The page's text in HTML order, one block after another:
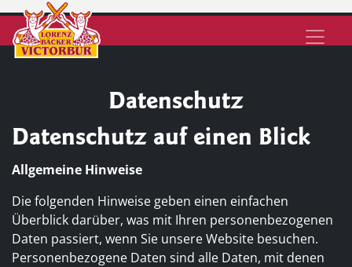
Datenschutz
Datenschutz auf einen Blick
Allgemeine Hinweise
Die folgenden Hinweise geben einen einfachen
Überblick darüber, was mit Ihren personenbezogenen
Daten passiert, wenn Sie unsere Website besuchen.
Personenbezogene Daten sind alle Daten, mit denen